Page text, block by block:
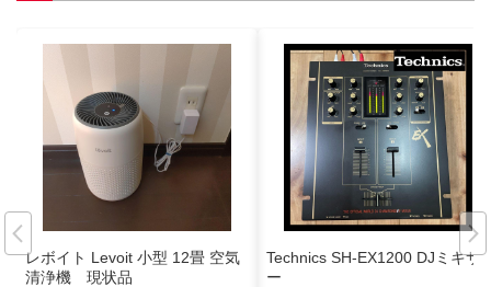
レボイト Levoit 小型 12畳 空気
清浄機 現状品
Technics SH-EX1200 DJミキサ
ー